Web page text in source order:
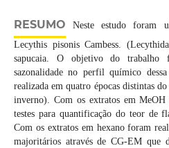
RESUMO Neste estudo foram
Lecythis pisonis Cambess.
sapucaia. O objetivo do
sazonalidade no perfil químico
realizada em quatro épocas distintas
inverno). Com os extratos em
testes para quantificação do teor de
Com os extratos em hexano foram
majoritários através de CG-EM que